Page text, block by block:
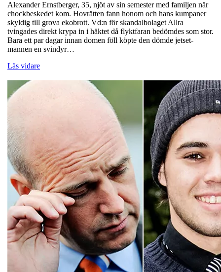
Alexander Ernstberger, 35, njöt av sin semester med familjen när
chockbeskedet kom. Hovrätten fann honom och hans kumpaner
skyldig till grova ekobrott. Vd:n för skandalbolaget Allra
tvingades direkt krypa in i häktet då flyktfaran bedömdes som stor.
Bara ett par dagar innan domen föll köpte den dömde jetset-
mannen en svindyr…
Läs vidare